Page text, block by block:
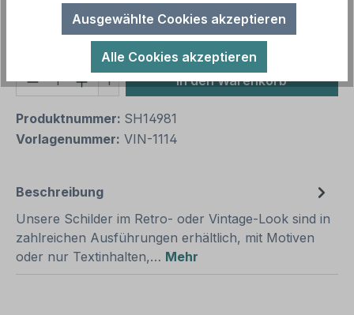
Aufgrund von Neuberechnungen im Warenkorb sind
abweichende Endpreise möglich.
Produkt Anzahl: Gib den gewünschten
1 In den Warenkorb
Produktnummer: SH14981
Vorlagenummer: VIN-1114
Beschreibung
Unsere Schilder im Retro- oder Vintage-Look sind in
zahlreichen Ausführungen erhältlich, mit Motiven
oder nur Textinhalten,… Mehr
Ausgewählte Cookies akzeptieren
Alle Cookies akzeptieren